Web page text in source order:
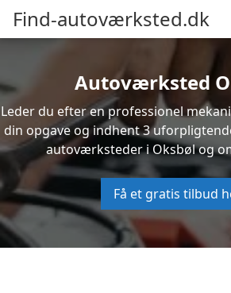
Find-autoværksted.dk
Autoværksted
Leder du efter en professionel
din opgave og indhent 3
autoværksteder i Oksbøl og
Få et gratis tilbud